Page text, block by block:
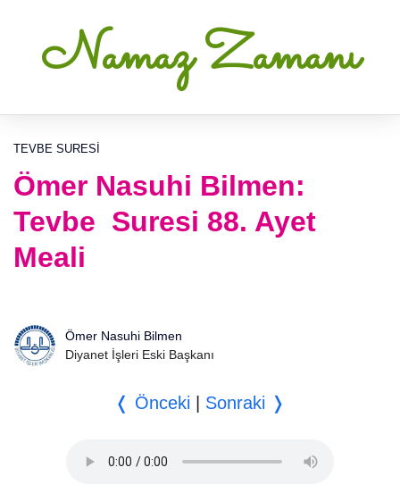
Namaz Zamanı
TEVBE SURESI
Ömer Nasuhi Bilmen:
Tevbe Suresi 88. Ayet
Meali
Ömer Nasuhi Bilmen
Diyanet İşleri Eski Başkanı
❬ Önceki Sonraki ❭